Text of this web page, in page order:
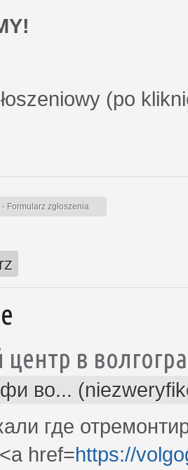
(po
- Formularz zgłoszenia
в
во...
где
href=https://